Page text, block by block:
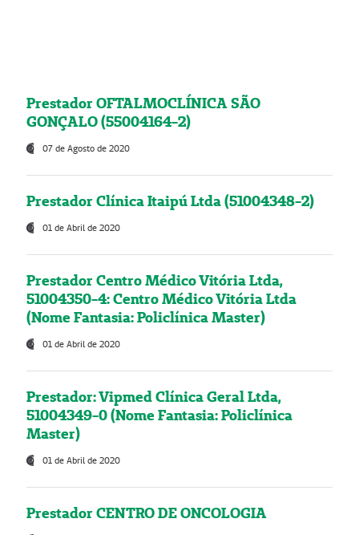
Prestador OFTALMOCLÍNICA SÃO
GONÇALO (55004164-2)
07 de Agosto de 2020
Prestador Clínica Itaipú Ltda (51004348-2)
01 de Abril de 2020
Prestador Centro Médico Vitória Ltda,
51004350-4: Centro Médico Vitória Ltda
(Nome Fantasia: Policlínica Master)
01 de Abril de 2020
Prestador: Vipmed Clínica Geral Ltda,
51004349-0 (Nome Fantasia: Policlínica
Master)
01 de Abril de 2020
Prestador CENTRO DE ONCOLOGIA